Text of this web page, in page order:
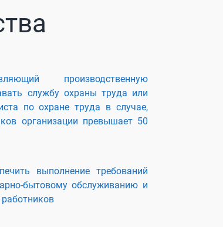
производственную
службу охраны труда или
по охране труда в случае,
организации превышает 50
выполнение требований
бытовому обслуживанию и